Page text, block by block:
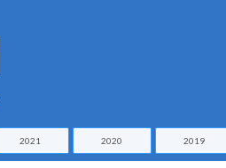
2021 2020 2019